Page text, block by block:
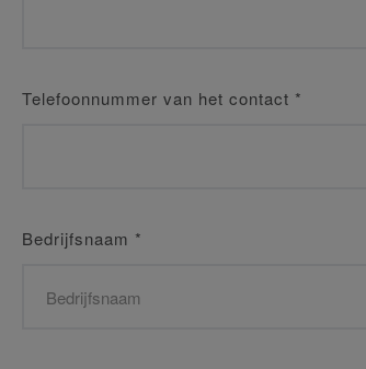
Telefoonnummer van het contact *
Bedrijfsnaam *